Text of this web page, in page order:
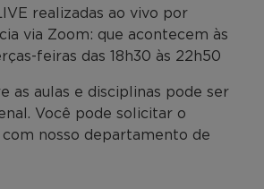
realizadas ao vivo por
via Zoom: que acontecem às
feiras das 18h30 às 22h50
as aulas e disciplinas pode ser
Você pode solicitar o
nosso departamento de